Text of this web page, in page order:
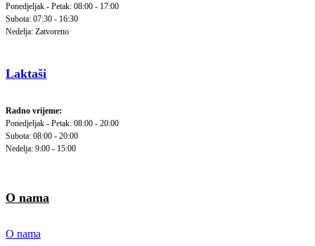
Ponedjeljak - Petak: 08:00 - 17:00
Subota: 07:30 - 16:30
Nedelja: Zatvoreno
Laktaši
Radno vrijeme:
Ponedjeljak - Petak: 08:00 - 20:00
Subota: 08:00 - 20:00
Nedelja: 9:00 - 15:00
O nama
O nama